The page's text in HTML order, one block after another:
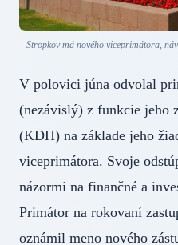
Stropkov má nového viceprimátora,
V polovici júna odvolal
(nezávislý) z funkcie jeho
(KDH) na základe jeho
viceprimátora. Svoje
názormi na finančné a
Primátor na rokovaní
oznámil meno nového